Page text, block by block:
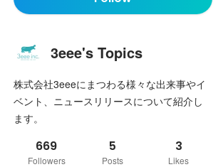
3eee's Topics
株式会社3eeeにまつわる様々な出来事やイ
ベント、ニュースリリースについて紹介し
ます。
669
Followers
5
Posts
3
Likes